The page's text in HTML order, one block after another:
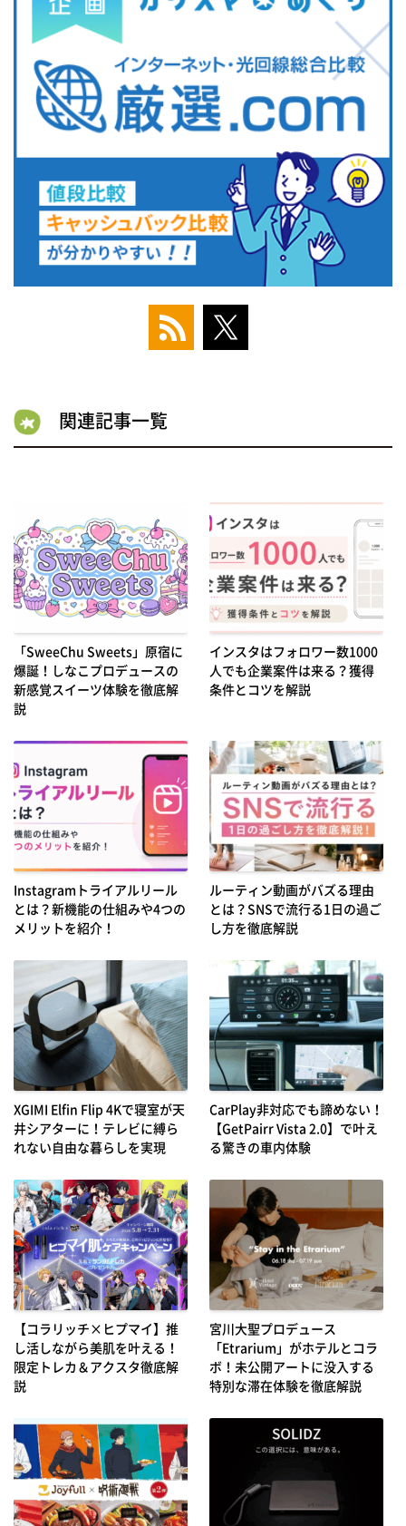
関連記事一覧
「SweeChu Sweets」原宿に
爆誕！しなこプロデュースの
新感覚スイーツ体験を徹底解
説
インスタはフォロワー数1000
人でも企業案件は来る？獲得
条件とコツを解説
Instagramトライアルリール
とは？新機能の仕組みや4つの
メリットを紹介！
ルーティン動画がバズる理由
とは？SNSで流行る1日の過ご
し方を徹底解説
XGIMI Elfin Flip 4Kで寝室が天
井シアターに！テレビに縛ら
れない自由な暮らしを実現
CarPlay非対応でも諦めない！
【GetPairr Vista 2.0】で叶え
る驚きの車内体験
【コラリッチ×ヒプマイ】推
し活しながら美肌を叶える！
限定トレカ＆アクスタ徹底解
説
宮川大聖プロデュース
「Etrarium」がホテルとコラ
ボ！未公開アートに没入する
特別な滞在体験を徹底解説